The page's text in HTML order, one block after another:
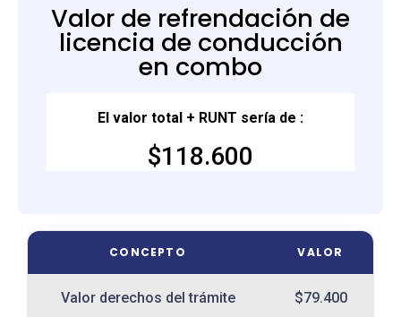
Valor de refrendación de
licencia de conducción
en combo
El valor total + RUNT sería de :
$118.600
CONCEPTO VALOR
Valor derechos del trámite $79.400